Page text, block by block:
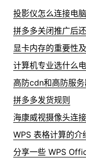
投影仪怎么连接电
拼多多关闭推广后
显卡内存的重要性
高防cdn和高防服
拼多多发货规则
海康威视摄像头连
WPS 表格计算的介
分享一些 WPS